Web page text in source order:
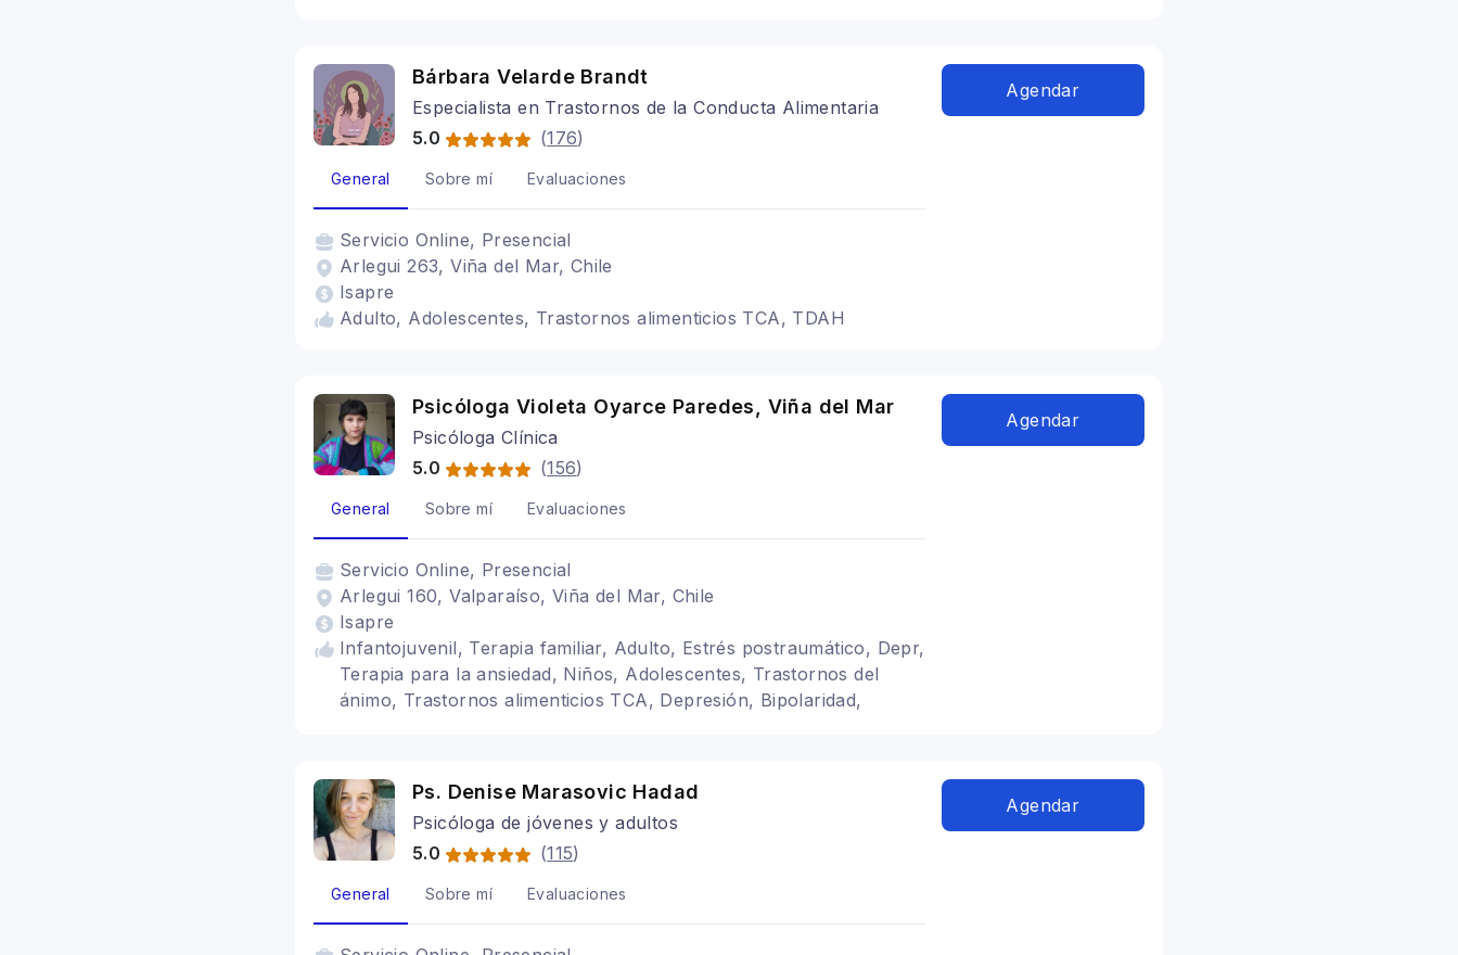
Bárbara Velarde Brandt
Especialista en Trastornos de la Conducta Alimentaria
5.0
(176)
General Sobre mí Evaluaciones
Servicio Online, Presencial
Arlegui 263, Viña del Mar, Chile
Isapre
Adulto, Adolescentes, Trastornos alimenticios TCA, TDAH
Agendar
Psicóloga Violeta Oyarce Paredes, Viña del Mar
Psicóloga Clínica
5.0
(156)
General Sobre mí Evaluaciones
Servicio Online, Presencial
Arlegui 160, Valparaíso, Viña del Mar, Chile
Isapre
Infantojuvenil, Terapia familiar, Adulto, Estrés postraumático, Depr,
Terapia para la ansiedad, Niños, Adolescentes, Trastornos del
ánimo, Trastornos alimenticios TCA, Depresión, Bipolaridad,
Agendar
Ps. Denise Marasovic Hadad
Psicóloga de jóvenes y adultos
5.0
(115)
General Sobre mí Evaluaciones
Agendar